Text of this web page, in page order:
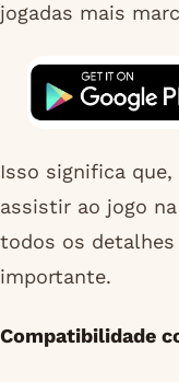
jogadas mais
Isso significa
assistir ao jogo
todos os detalhes
importante.
Compatibilidade